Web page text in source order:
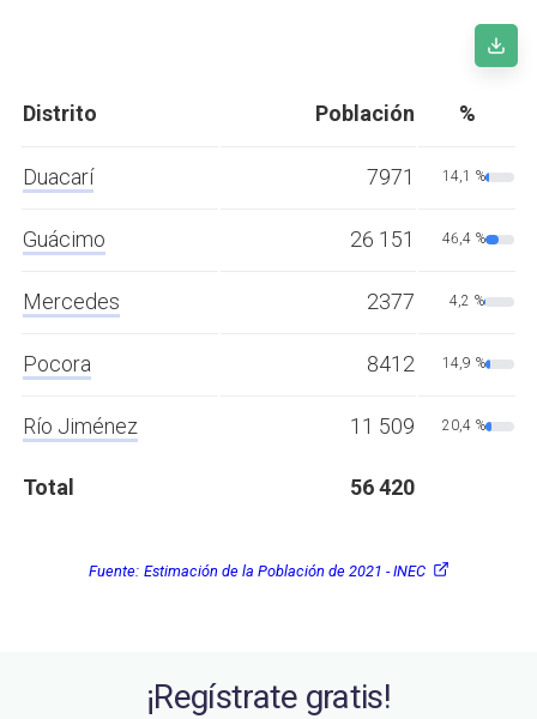
Distrito Población %
Duacarí 7971 14,1 %
Guácimo 26 151 46,4 %
Mercedes 2377 4,2 %
Pocora 8412 14,9 %
Río Jiménez 11 509 20,4 %
Total 56 420
Fuente: Estimación de la Población de 2021 - INEC
¡Regístrate gratis!